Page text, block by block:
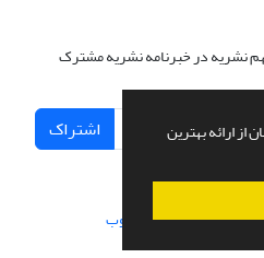
از ارائه بهترین
نشریه در خبرنامه نشریه مشترک
اشتراک
و پیاده سازی از سیناوب